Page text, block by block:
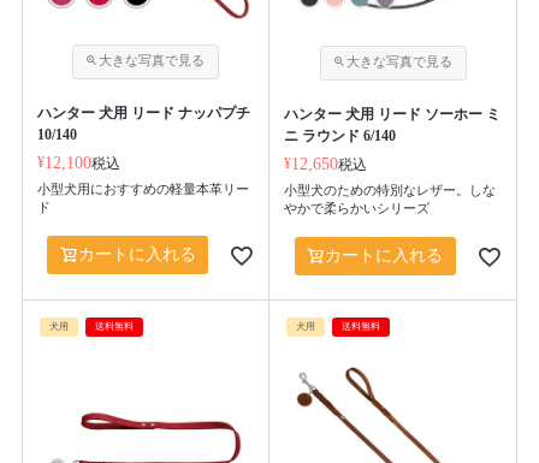
ハンター 犬用 リード ナッパプチ
10/140
¥12,100税込
小型犬用におすすめの軽量本革リー
ド
カートに入れる
ハンター 犬用 リード ソーホー ミ
ニ ラウンド 6/140
¥12,650税込
小型犬のための特別なレザー。しな
やかで柔らかいシリーズ
カートに入れる
犬用 送料無料 犬用 送料無料